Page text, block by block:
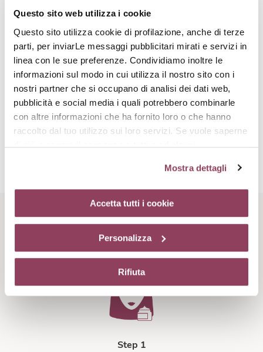
Questo sito web utilizza i cookie
Questo sito utilizza cookie di profilazione, anche di terze
parti, per inviarLe messaggi pubblicitari mirati e servizi in
linea con le sue preferenze. Condividiamo inoltre le
informazioni sul modo in cui utilizza il nostro sito con i
nostri partner che si occupano di analisi dei dati web,
pubblicità e social media i quali potrebbero combinarle
con altre informazioni che ha fornito loro o che hanno
raccolto dal tuo utilizzo sui loro servizi. Se vuole saperne
di più o negare il consenso a tutti o ad alcuni
cliccando sul tasto “Accetta tutti i cookie”. Se non vuole i
cookie di profilazione può negare il consenso sul tasto
“Rifiuta”. Chiudendo questo banner tramite l’apposito
comando “X” continuerai la navigazione del sito in
diversi da quelli tecnici.
Mostra dettagli
Accetta tutti i cookie
Personalizza
Rifiuta
Sfere di acido ialuronico
Microsfere di origine biotecnologica realizzate utilizzando l’acido
ialuronico, sono capaci di restituire volume allo strato
poter penetrare l’epidermide in profondità. Qui si rigonfiano e,
grazie alla capacità dell’acido ialuronico di trattenere acqua,
Rituale di bellezza
Step 1